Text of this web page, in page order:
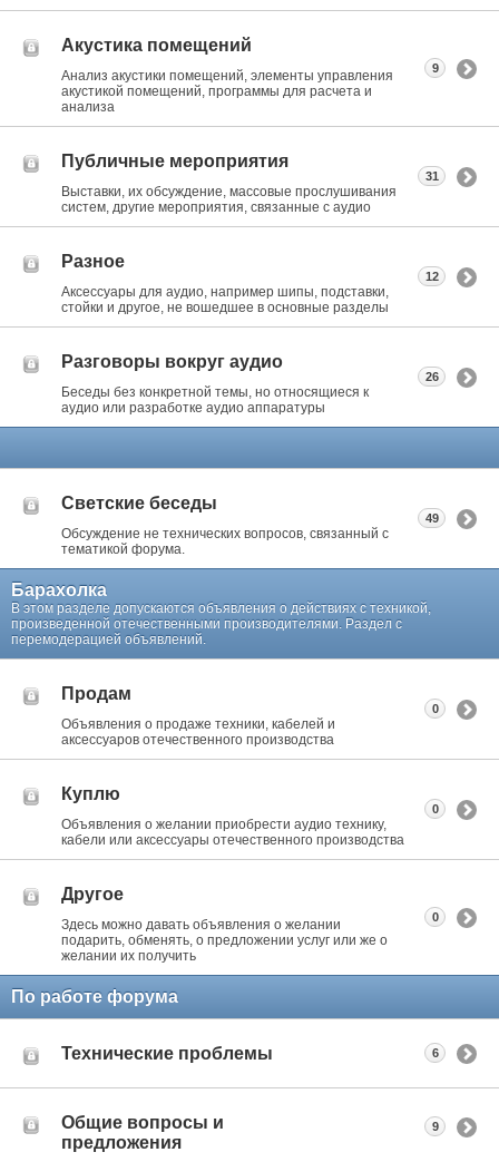
Акустика помещений
Анализ акустики помещений, элементы управления
акустикой помещений, программы для расчета и
анализа
9
Публичные мероприятия
Выставки, их обсуждение, массовые прослушивания
систем, другие мероприятия, связанные с аудио
31
Разное
Аксессуары для аудио, например шипы, подставки,
стойки и другое, не вошедшее в основные разделы
12
Разговоры вокруг аудио
Беседы без конкретной темы, но относящиеся к
аудио или разработке аудио аппаратуры
26
Светские беседы
Обсуждение не технических вопросов, связанный с
тематикой форума.
49
Барахолка
В этом разделе допускаются объявления о действиях с техникой,
произведенной отечественными производителями. Раздел с
перемодерацией объявлений.
Продам
Объявления о продаже техники, кабелей и
аксессуаров отечественного производства
0
Куплю
Объявления о желании приобрести аудио технику,
кабели или аксессуары отечественного производства
0
Другое
Здесь можно давать объявления о желании
подарить, обменять, о предложении услуг или же о
желании их получить
0
По работе форума
Технические проблемы 6
Общие вопросы и
предложения
9